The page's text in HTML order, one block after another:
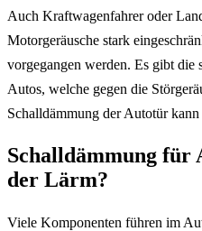
Auch Kraftwagenfahrer oder
Motorgeräusche stark
vorgegangen werden. Es gibt die
Autos, welche gegen die
Schalldämmung der Autotür
Schalldämmung für
der Lärm?
Viele Komponenten führen im